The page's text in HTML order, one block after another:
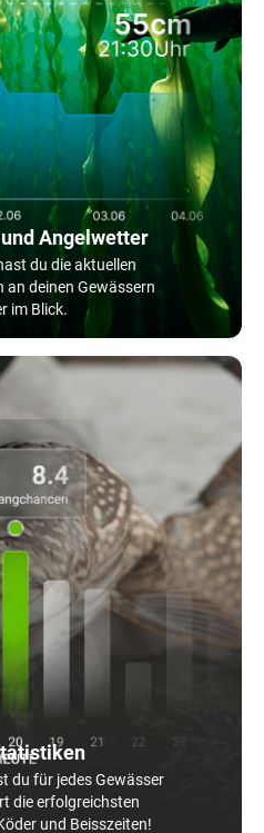
Angelwetter
du die aktuellen
an deinen Gewässern
im Blick.
du für jedes Gewässer
die erfolgreichsten
und Beisszeiten!